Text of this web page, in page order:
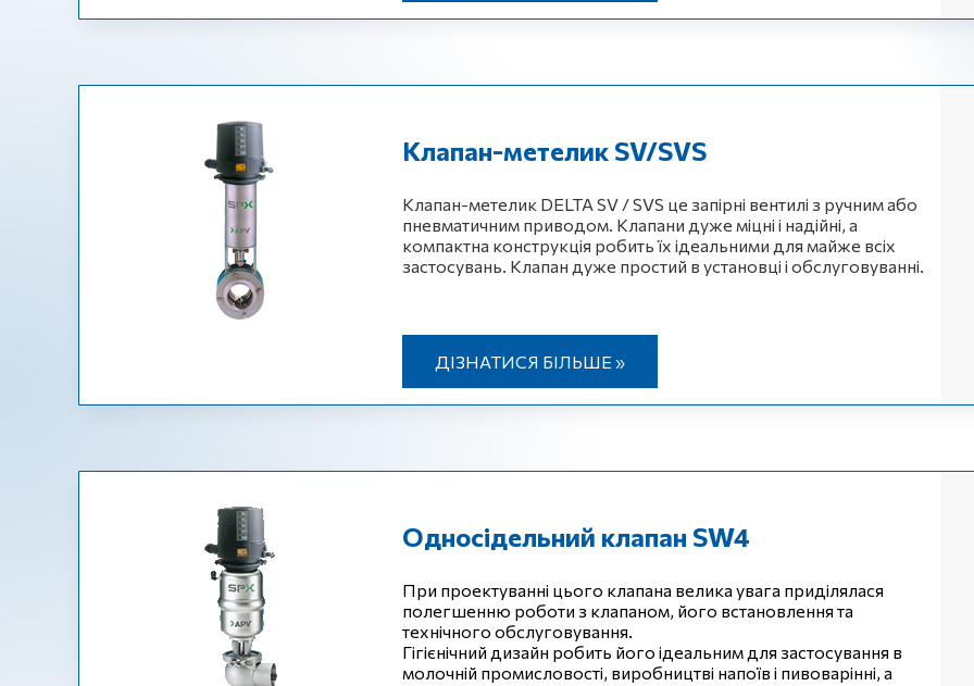
Клапан-метелик SV/SVS
Клапан-метелик DELTA SV / SVS це запірні вентилі з ручним або
пневматичним приводом. Клапани дуже міцні і надійні, а
компактна конструкція робить їх ідеальними для майже всіх
застосувань. Клапан дуже простий в установці і обслуговуванні.
ДІЗНАТИСЯ БІЛЬШЕ »
Односідельний клапан SW4
При проектуванні цього клапана велика увага приділялася
полегшенню роботи з клапаном, його встановлення та
технічного обслуговування.
Гігієнічний дизайн робить його ідеальним для застосування в
молочній промисловості, виробництві напоїв і пивоварінні, а